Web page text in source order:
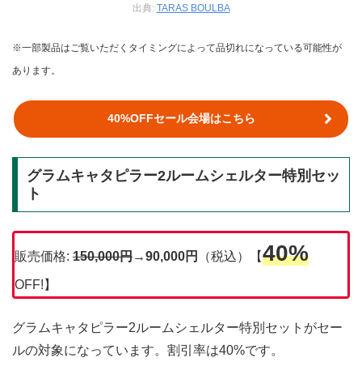
出典: TARAS BOULBA
※一部製品はご覧いただくタイミングによって品切れになっている可能性が
あります。
40%OFFセール会場はこちら
グラムキャタピラー2ルームシェルター特別セッ
ト
販売価格: 150,000円→90,000円 （税込）【40%
OFF!】
グラムキャタピラー2ルームシェルター特別セットがセー
ルの対象になっています。割引率は40%です。